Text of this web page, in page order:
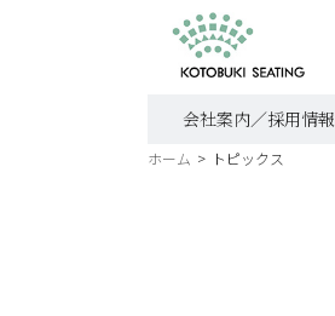
会社案内／採用情報
ホーム > トピックス